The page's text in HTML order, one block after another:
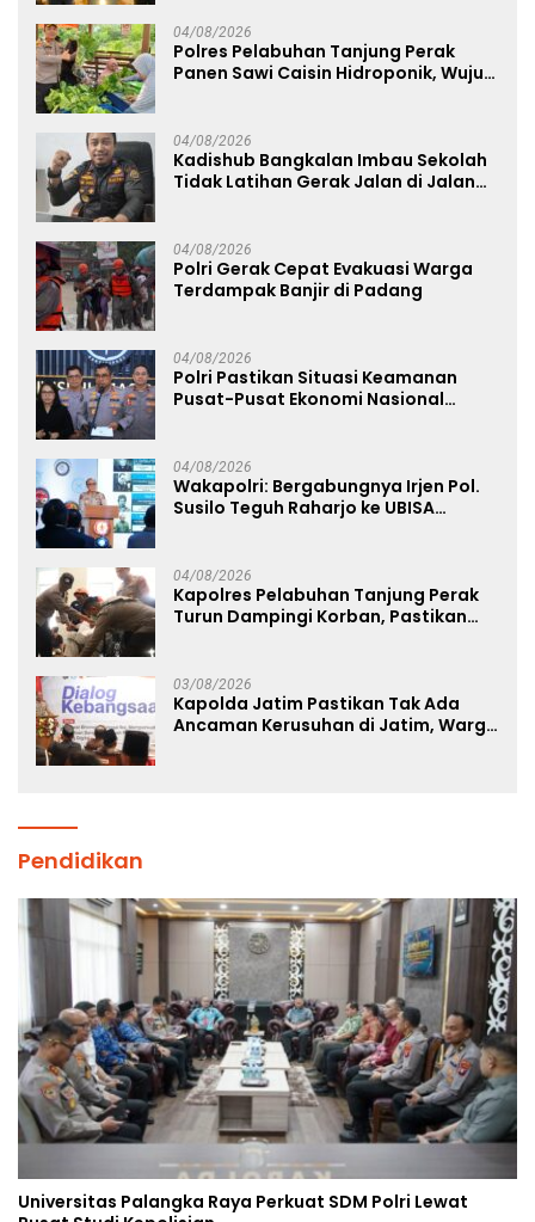
04/08/2026
Polres Pelabuhan Tanjung Perak
Panen Sawi Caisin Hidroponik, Wujud
04/08/2026
Kadishub Bangkalan Imbau Sekolah
Tidak Latihan Gerak Jalan di Jalan
04/08/2026
Polri Gerak Cepat Evakuasi Warga
Terdampak Banjir di Padang
04/08/2026
Polri Pastikan Situasi Keamanan
Pusat-Pusat Ekonomi Nasional
04/08/2026
Wakapolri: Bergabungnya Irjen Pol.
Susilo Teguh Raharjo ke UBISA
04/08/2026
Kapolres Pelabuhan Tanjung Perak
Turun Dampingi Korban, Pastikan
03/08/2026
Kapolda Jatim Pastikan Tak Ada
Ancaman Kerusuhan di Jatim, Warga
Pendidikan
Universitas Palangka Raya Perkuat SDM Polri Lewat